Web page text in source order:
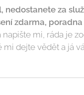
za
zdarma,
napište mi, ráda je
dejte vědět a já